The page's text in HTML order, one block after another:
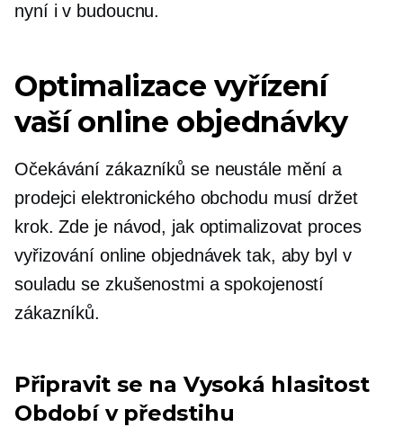
nyní i v budoucnu.
Optimalizace vyřízení
vaší online objednávky
Očekávání zákazníků se neustále mění a
prodejci elektronického obchodu musí držet
krok. Zde je návod, jak optimalizovat proces
vyřizování online objednávek tak, aby byl v
souladu se zkušenostmi a spokojeností
zákazníků.
Připravit se na Vysoká hlasitost
Období v předstihu